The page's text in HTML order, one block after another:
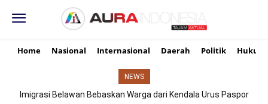
Home Nasional Internasional Daerah Politik Hukum
NEWS
Imigrasi Belawan Bebaskan Warga dari Kendala Urus Paspor